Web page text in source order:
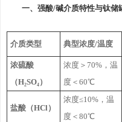
一、强酸/碱介质特性与钛储
介质类型 典型浓度/温度
浓硫酸
（H₂SO₄）
浓度＞70%，温
度＜60℃
盐酸（HCl）
浓度≤10%，温
度＜80℃